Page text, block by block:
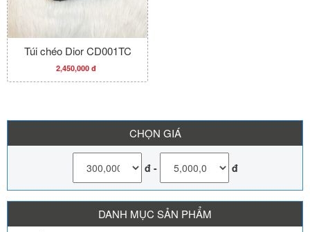
Túi chéo Dior CD001TC
2,450,000 đ
CHỌN GIÁ
đ - đ
DANH MỤC SẢN PHẨM